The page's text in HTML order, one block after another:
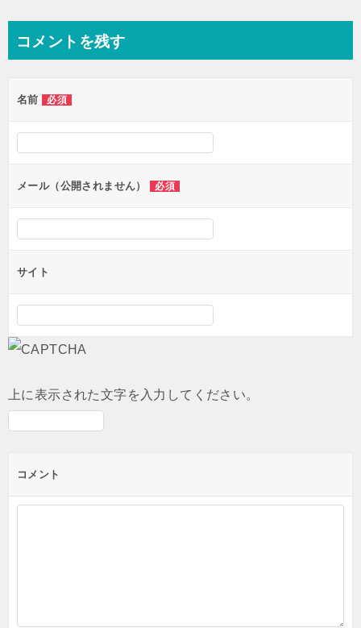
ビ
ー
シ
ン
コメントを残す
名前 必須
メール（公開されません） 必須
サイト
上に表示された文字を入力してください。
コメント